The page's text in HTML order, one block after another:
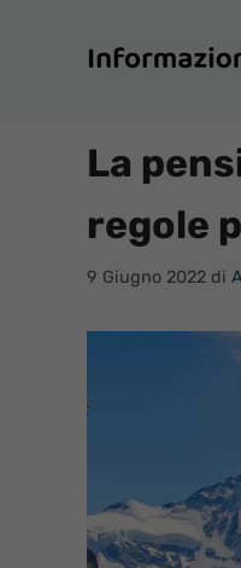
contenuto
La
regole
9 Giugno 2022 di